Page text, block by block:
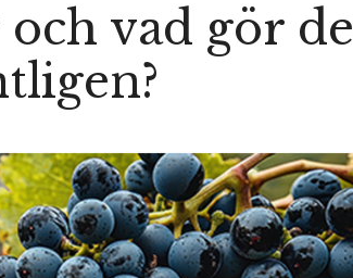
vad gör de